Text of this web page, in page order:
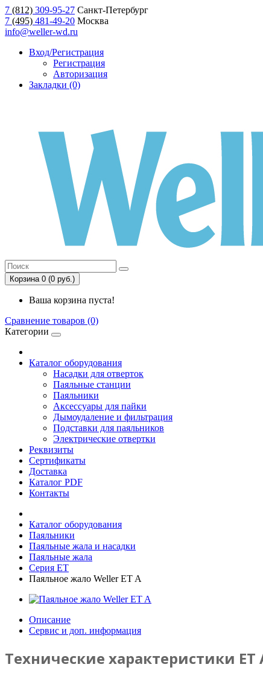
7 (812) 309-95-27 Санкт-Петербург
7 (495) 481-49-20 Москва
info@weller-wd.ru
Вход/Регистрация
Регистрация
Авторизация
Закладки (0)
Корзина 0 (0 руб.)
Ваша корзина пуста!
Сравнение товаров (0)
Категории
Каталог оборудования
Насадки для отверток
Паяльные станции
Паяльники
Аксессуары для пайки
Дымоудаление и фильтрация
Подставки для паяльников
Электрические отвертки
Реквизиты
Сертификаты
Доставка
Каталог PDF
Контакты
Каталог оборудования
Паяльники
Паяльные жала и насадки
Паяльные жала
Серия ET
Паяльное жало Weller ET A
Описание
Сервис и доп. информация
Технические характеристики ET